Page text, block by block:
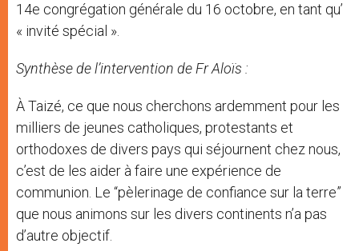
14e congrégation générale du 16 octobre, en tant qu’
« invité spécial ».
Synthèse de l’intervention de Fr Aloïs :
À Taizé, ce que nous cherchons ardemment pour les
milliers de jeunes catholiques, protestants et
orthodoxes de divers pays qui séjournent chez nous,
c’est de les aider à faire une expérience de
communion. Le “pèlerinage de confiance sur la terre”
que nous animons sur les divers continents n’a pas
d’autre objectif.